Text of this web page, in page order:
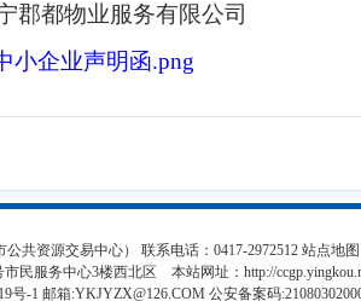
郡都物业服务有限公司
小企业声明函.png
共资源交易中心） 联系电话：0417-2972512 站点地图
民服务中心3楼西北区 本站网址： http://
-1 邮箱:YKJYZX@126.COM 公安备案码